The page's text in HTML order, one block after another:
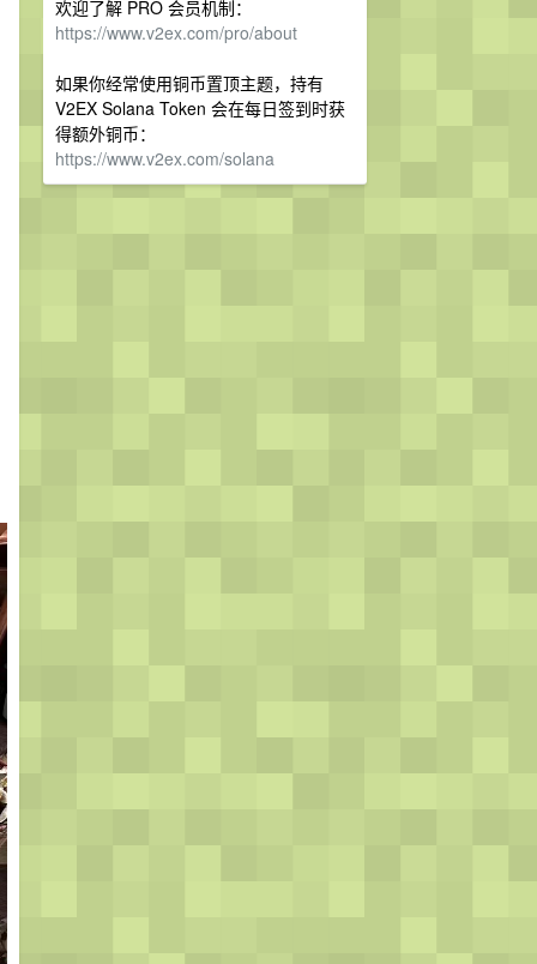
欢迎了解 PRO 会员机制：
https://www.v2ex.com/pro/about
如果你经常使用铜币置顶主题，持有
V2EX Solana Token 会在每日签到时获
得额外铜币：
https://www.v2ex.com/solana